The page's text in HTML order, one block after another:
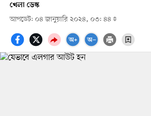
খেলা ডেস্ক
আপডেট: ০৪ জানুয়ারি ২০২৪, ০৩: ৪৪